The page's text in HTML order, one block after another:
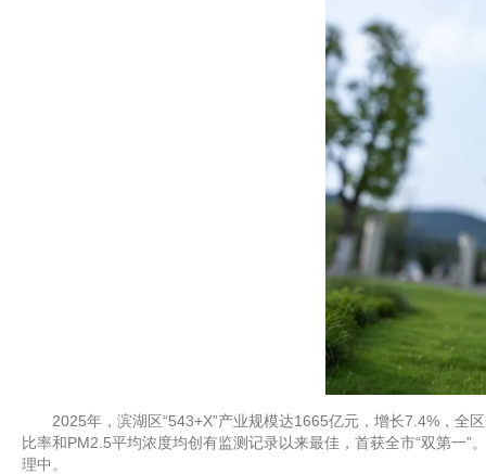
2025年，滨湖区“543+X”产业规模达1665亿元，增长7.4%，全
比率和PM2.5平均浓度均创有监测记录以来最佳，首获全市“双第一
理中。